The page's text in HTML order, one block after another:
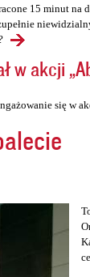
15 minut na
w akcji
się w